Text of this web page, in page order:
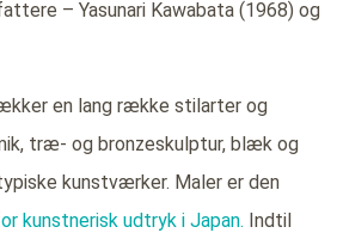
– Yasunari Kawabata (1968) og
en lang række stilarter og
træ- og bronzeskulptur, blæk og
kunstværker. Maler er den
kunstnerisk udtryk i Japan. Indtil